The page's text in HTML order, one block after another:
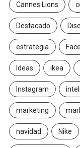
Cannes Lions
Destacado
estrategia
Ideas ikea
Instagram
marketing
navidad Nike